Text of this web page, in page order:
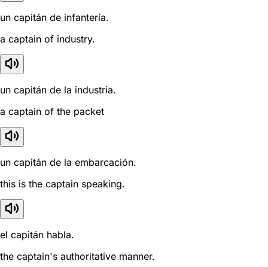
un capitán de infantería.
a captain of industry.
un capitán de la industria.
a captain of the packet
un capitán de la embarcación.
this is the captain speaking.
el capitán habla.
the captain's authoritative manner.